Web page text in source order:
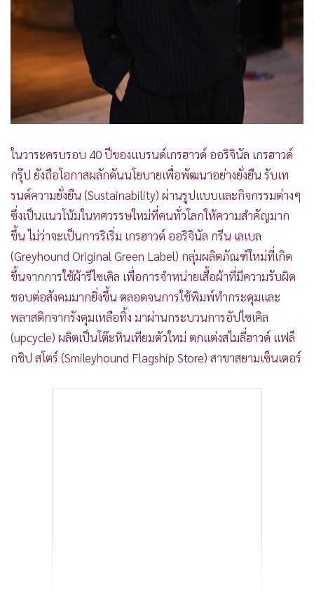
ในวาระครบรอบ 40 ปีของแบรนด์เกรฮาวด์ ออริจินัล เกรฮาวด์
กรุ๊ป ยังถือโอกาสผลักดันนโยบายเพื่อพัฒนาอย่างยั่งยืน รับเท
รนด์ความยั่งยืน (Sustainability) ผ่านรูปแบบและกิจกรรมต่างๆ
ซึ่งเป็นแนวโน้มในทศวรรษใหม่ที่คนทั่วโลกให้ความสำคัญมาก
ขึ้น ไม่ว่าจะเป็นการริเริ่ม เกรฮาวด์ ออริจินัล กรีน เลเบล
(Greyhound Original Green Label) กลุ่มผลิตภัณฑ์ใหม่ที่เกิด
ขึ้นจากการใช้ผ้ารีไซเคิล เพื่อการจำหน่ายเสื้อผ้าที่มีความรับผิด
ชอบต่อสังคมมากยิ่งขึ้น ตลอดจนการใช้พิมพ์ทำกระดุมและ
พลาสติกจากรังดุมเหลือทิ้ง มาผ่านกระบวนการอัปไซเคิล
(upcycle) ผลิตเป็นโต๊ะหินเทียมตัวใหม่ ตกแต่งสไมลี่ฮาวด์ แฟล็
กชิป สโตร์ (Smileyhound Flagship Store) สาขาสยามเซ็นเตอร์